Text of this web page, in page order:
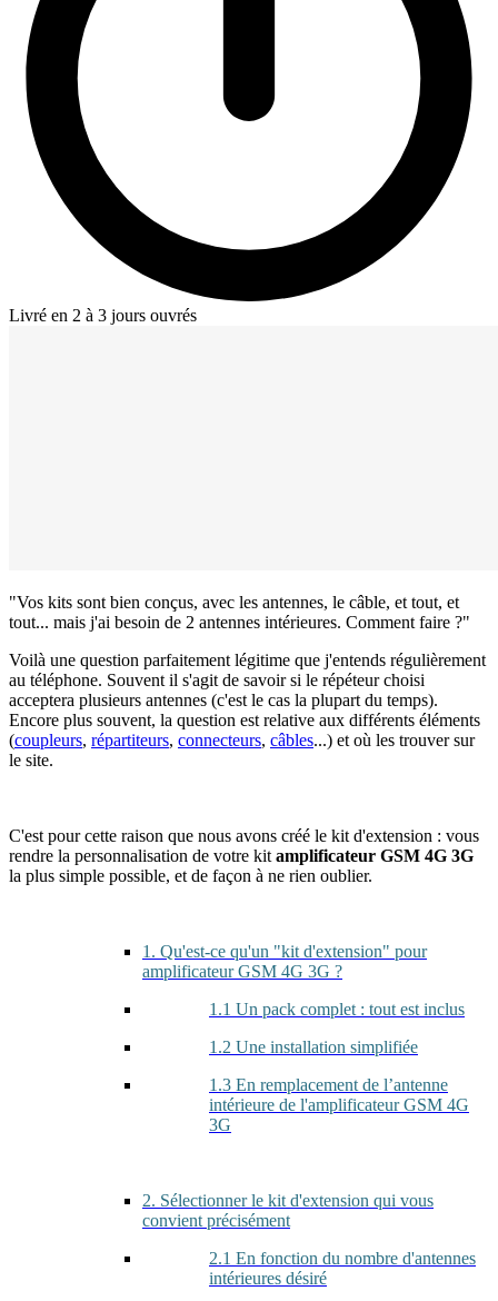
Livré en 2 à 3 jours ouvrés
"Vos kits sont bien conçus, avec les antennes, le câble, et tout, et
tout... mais j'ai besoin de 2 antennes intérieures. Comment faire ?"
Voilà une question parfaitement légitime que j'entends régulièrement
au téléphone. Souvent il s'agit de savoir si le répéteur choisi
acceptera plusieurs antennes (c'est le cas la plupart du temps).
Encore plus souvent, la question est relative aux différents éléments
(coupleurs, répartiteurs, connecteurs, câbles...) et où les trouver sur
le site.
C'est pour cette raison que nous avons créé le kit d'extension : vous
rendre la personnalisation de votre kit amplificateur GSM 4G 3G
la plus simple possible, et de façon à ne rien oublier.
1. Qu'est-ce qu'un "kit d'extension" pour
amplificateur GSM 4G 3G ?
1.1 Un pack complet : tout est inclus
1.2 Une installation simplifiée
1.3 En remplacement de l’antenne
intérieure de l'amplificateur GSM 4G
3G
2. Sélectionner le kit d'extension qui vous
convient précisément
2.1 En fonction du nombre d'antennes
intérieures désiré